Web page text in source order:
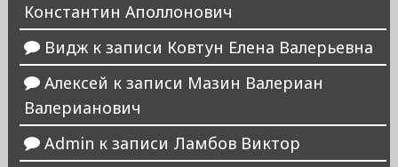
Константин Аполлонович
Виджк записи Ковтун Елена Валерьевна
Алексей к записи Мазин Валериан
Валерианович
Admin к записи Ламбов Виктор